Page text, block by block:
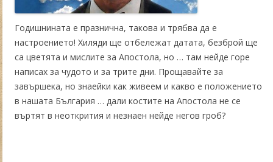
Годишнината е празнична, такова и трябва да е
настроението! Хиляди ще отбележат датата, безброй ще
са цветята и мислите за Апостола, но … там нейде горе
написах за чудото и за трите дни. Прощавайте за
завършека, но знаейки как живеем и какво е положението
в нашата България … дали костите на Апостола не се
въртят в неоткрития и незнаен нейде негов гроб?